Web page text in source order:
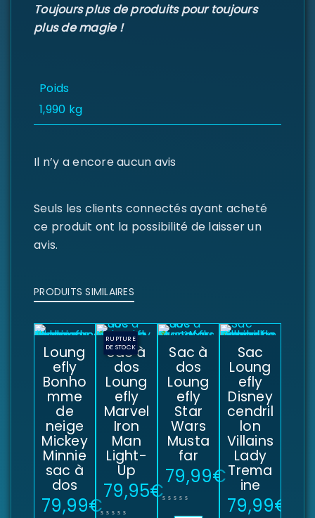
SE CONNECTER
Toujours plus de produits pour toujours
plus de magie !
Poids
1,990 kg
Il n’y a encore aucun avis
Seuls les clients connectés ayant acheté
ce produit ont la possibilité de laisser un
avis.
PRODUITS SIMILAIRES
Loung
efly
Bonho
mme
de
neige
Mickey
Minnie
sac à
dos
79,99€
RUPTURE
DE STOCK
Sac à
dos
Loung
efly
Marvel
Iron
Man
Light-
Up
79,95€
Sac à
dos
Loung
efly
Star
Wars
Musta
far
79,99€
Sac
Loung
efly
Disney
cendril
lon
Villains
Lady
Trema
ine
79,99€